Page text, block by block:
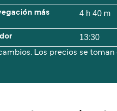
más
4 h 40 m
13:30
Los precios se